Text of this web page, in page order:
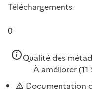
Téléchargements
0
Qualité des
À améliorer(11
Documentation